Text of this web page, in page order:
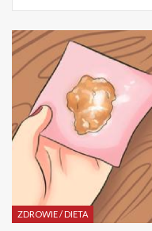
ZDROWIE / DIETA